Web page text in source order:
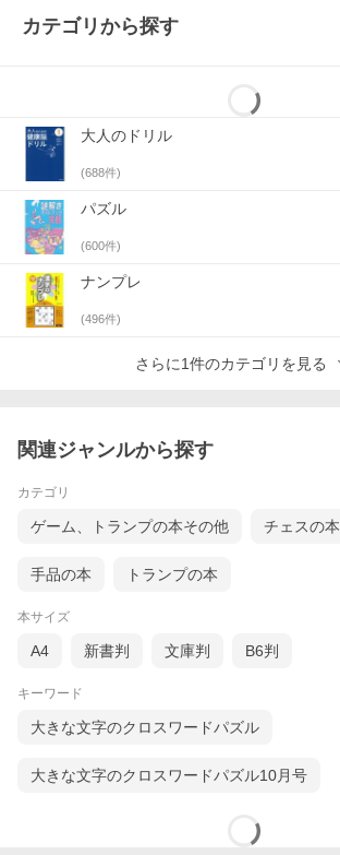
カテゴリから探す
大人のドリル
(688件)
パズル
(600件)
ナンプレ
(496件)
さらに1件のカテゴリを見る
関連ジャンルから探す
カテゴリ
ゲーム、トランプの本その他 チェスの本
手品の本 トランプの本
本サイズ
A4 新書判 文庫判 B6判
キーワード
大きな文字のクロスワードパズル
大きな文字のクロスワードパズル10月号